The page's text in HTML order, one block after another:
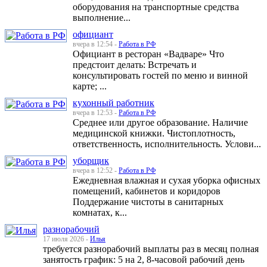
оборудования на транспортные средства
выполнение...
официант
вчера в 12:54 - Работа в РФ
Официант в ресторан «Вадваре» Что
предстоит делать: Встречать и
консультировать гостей по меню и винной
карте; ...
кухонный работник
вчера в 12:53 - Работа в РФ
Среднее или другое образование. Наличие
медицинской книжки. Чистоплотность,
ответственность, исполнительность. Услови...
уборщик
вчера в 12:52 - Работа в РФ
Ежедневная влажная и сухая уборка офисных
помещений, кабинетов и коридоров
Поддержание чистоты в санитарных
комнатах, к...
разнорабочий
17 июля 2026 - Илья
требуется разнорабочий выплаты раз в месяц полная
занятость график: 5 на 2, 8-часовой рабочий день